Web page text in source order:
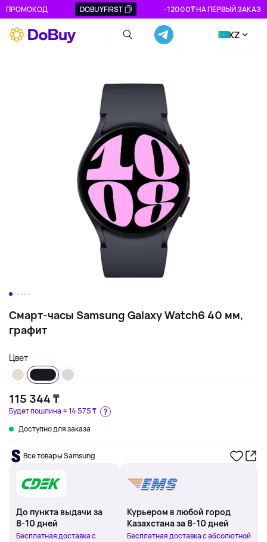
ПРОМОКОД DOBUYFIRST -12000₸ НА ПЕРВЫЙ ЗАКАЗ
KZ
Смарт-часы Samsung Galaxy Watch6 40 мм,
графит
Цвет
115 344 ₸
Доступно для заказа
Будет пошлина ≈14 575 ₸
Все товары Samsung
До пункта выдачи за
8-10 дней
Бесплатная доставка с
Курьером в любой город
Казахстана за 8-10 дней
Бесплатная доставка с абсолютной